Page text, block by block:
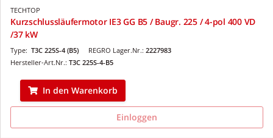
TECHTOP
Kurzschlussläufermotor IE3 GG B5 / Baugr. 225 / 4-pol 400 VD
/37 kW
REGRO Lager.Nr.: 2227983
Type: T3C 225S-4 (B5)
Hersteller-Art.Nr.: T3C 225S-4-B5
In den Warenkorb
Einloggen